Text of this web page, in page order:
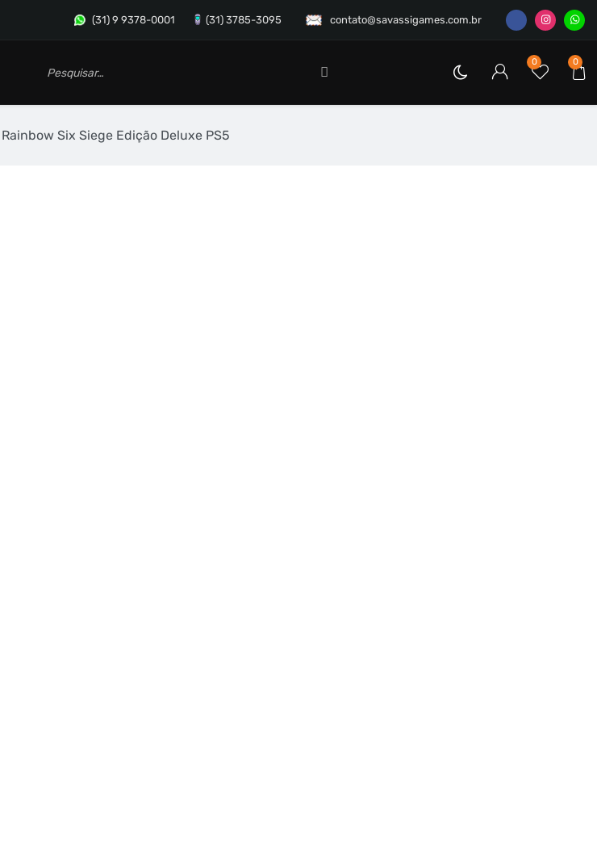
contato@savassigames.com.br
(31) 9 9378-0001 (31) 3785-3095
0
0
Rainbow Six Siege Edição Deluxe PS5